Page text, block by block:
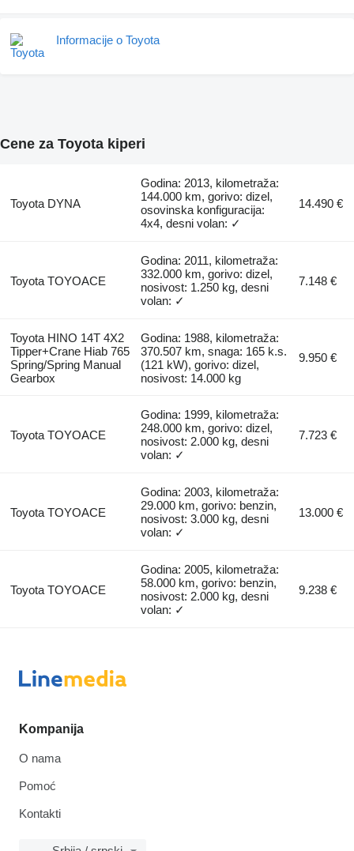
Informacije o Toyota
Cene za Toyota kiperi
Toyota DYNA
Godina: 2013, kilometraža:
144.000 km, gorivo: dizel,
osovinska konfiguracija:
4x4, desni volan: ✓
14.490 €
Toyota TOYOACE
Godina: 2011, kilometraža:
332.000 km, gorivo: dizel,
nosivost: 1.250 kg, desni
volan: ✓
7.148 €
Toyota HINO 14T 4X2
Tipper+Crane Hiab 765
Spring/Spring Manual
Gearbox
Godina: 1988, kilometraža:
370.507 km, snaga: 165 k.s.
(121 kW), gorivo: dizel,
nosivost: 14.000 kg
9.950 €
Toyota TOYOACE
Godina: 1999, kilometraža:
248.000 km, gorivo: dizel,
nosivost: 2.000 kg, desni
volan: ✓
7.723 €
Toyota TOYOACE
Godina: 2003, kilometraža:
29.000 km, gorivo: benzin,
nosivost: 3.000 kg, desni
volan: ✓
13.000 €
Toyota TOYOACE
Godina: 2005, kilometraža:
58.000 km, gorivo: benzin,
nosivost: 2.000 kg, desni
volan: ✓
9.238 €
Kompanija
O nama
Pomoć
Kontakti